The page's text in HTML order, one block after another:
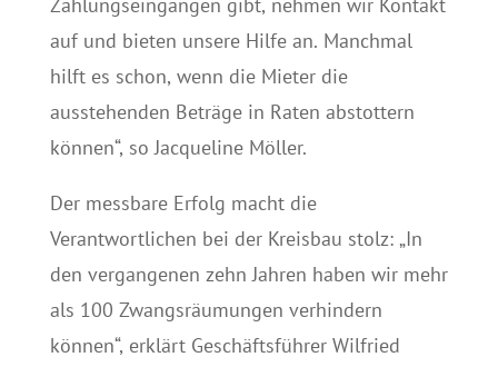
auf und bieten unsere Hilfe an. Manchmal
hilft es schon, wenn die Mieter die
ausstehenden Beträge in Raten abstottern
können“, so Jacqueline Möller.
Der messbare Erfolg macht die
Verantwortlichen bei der Kreisbau stolz: „In
den vergangenen zehn Jahren haben wir mehr
als 100 Zwangsräumungen verhindern
können“, erklärt Geschäftsführer Wilfried